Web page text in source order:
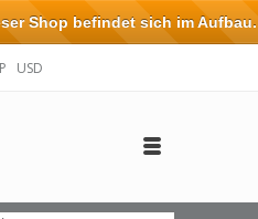
USD
Shop befindet sich im Aufbau.
eingehalten oder erfüllt